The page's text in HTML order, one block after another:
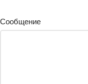
Сообщение